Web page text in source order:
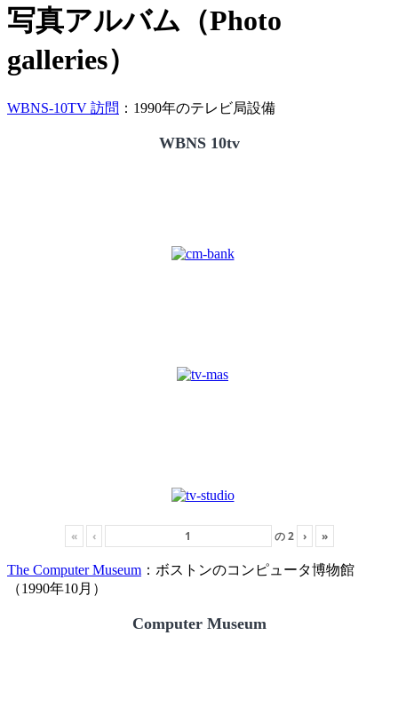
写真アルバム（Photo
galleries）
WBNS-10TV 訪問 ：1990年のテレビ局設備
WBNS 10tv
« ‹ の2 › »
The Computer Museum ：ボストンのコンピュータ博物館
（1990年10月）
Computer Museum